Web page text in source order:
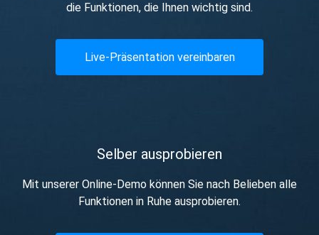
die Funktionen, die Ihnen wichtig sind.
Live-Präsentation vereinbaren
Selber ausprobieren
Mit unserer Online-Demo können Sie nach Belieben alle
Funktionen in Ruhe ausprobieren.